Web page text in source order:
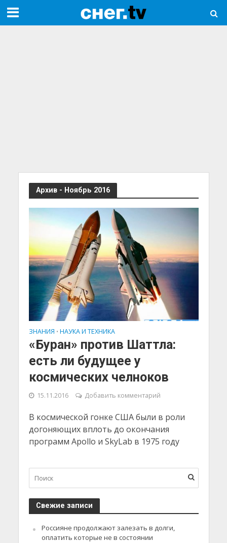
Архив - Ноябрь 2016
ЗНАНИЯ • НАУКА И ТЕХНИКА
«Буран» против Шаттла:
есть ли будущее у
космических челноков
15.11.2016 Добавить комментарий
В космической гонке США были в роли
догоняющих вплоть до окончания
программ Apollo и SkyLab в 1975 году
Свежие записи
Россияне продолжают залезать в долги,
оплатить которые не в состоянии